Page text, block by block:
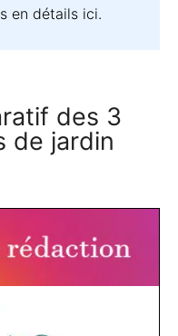
en détails ici.
des 3
de jardin